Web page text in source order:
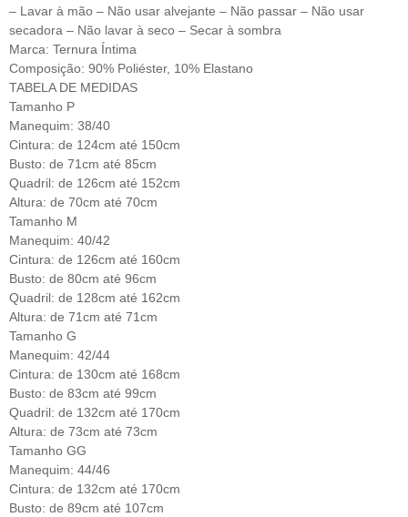
– Lavar à mão – Não usar alvejante – Não passar – Não usar
secadora – Não lavar à seco – Secar à sombra
Marca: Ternura Íntima
Composição: 90% Poliéster, 10% Elastano
TABELA DE MEDIDAS
Tamanho P
Manequim: 38/40
Cintura: de 124cm até 150cm
Busto: de 71cm até 85cm
Quadril: de 126cm até 152cm
Altura: de 70cm até 70cm
Tamanho M
Manequim: 40/42
Cintura: de 126cm até 160cm
Busto: de 80cm até 96cm
Quadril: de 128cm até 162cm
Altura: de 71cm até 71cm
Tamanho G
Manequim: 42/44
Cintura: de 130cm até 168cm
Busto: de 83cm até 99cm
Quadril: de 132cm até 170cm
Altura: de 73cm até 73cm
Tamanho GG
Manequim: 44/46
Cintura: de 132cm até 170cm
Busto: de 89cm até 107cm